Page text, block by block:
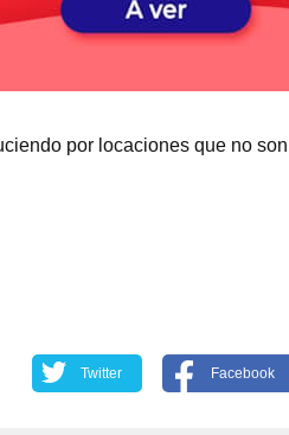
por locaciones que no son
Twitter Facebook